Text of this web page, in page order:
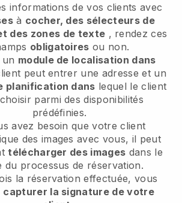
informations de vos clients avec
à cocher, des sélecteurs de
des zones de texte , rendez ces
obligatoires ou non.
module de localisation dans
peut entrer une adresse et un
planification dans lequel le client
parmi des disponibilités
prédéfinies.
avez besoin que votre client
des images avec vous, il peut
télécharger des images dans le
du processus de réservation.
la réservation effectuée, vous
capturer la signature de votre